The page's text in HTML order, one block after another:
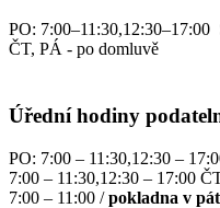
PO:
ČT, PÁ - po domluvě
Úřední hodiny
PO: 7:00 – 11:30,12:30 –
7:00 – 11:30,12:30 – 17:00
7:00 – 11:00 /pokladna v